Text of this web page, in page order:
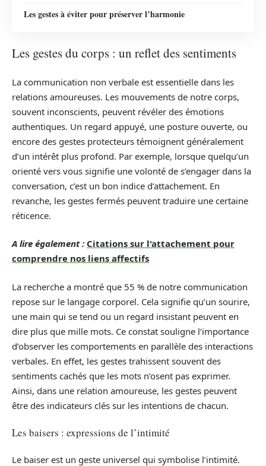
Les gestes à éviter pour préserver l’harmonie
Les gestes du corps : un reflet des sentiments
La communication non verbale est essentielle dans les
relations amoureuses. Les mouvements de notre corps,
souvent inconscients, peuvent révéler des émotions
authentiques. Un regard appuyé, une posture ouverte, ou
encore des gestes protecteurs témoignent généralement
d’un intérêt plus profond. Par exemple, lorsque quelqu’un
orienté vers vous signifie une volonté de s’engager dans la
conversation, c’est un bon indice d’attachement. En
revanche, les gestes fermés peuvent traduire une certaine
réticence.
A lire également : Citations sur l'attachement pour
comprendre nos liens affectifs
La recherche a montré que 55 % de notre communication
repose sur le langage corporel. Cela signifie qu’un sourire,
une main qui se tend ou un regard insistant peuvent en
dire plus que mille mots. Ce constat souligne l’importance
d’observer les comportements en parallèle des interactions
verbales. En effet, les gestes trahissent souvent des
sentiments cachés que les mots n’osent pas exprimer.
Ainsi, dans une relation amoureuse, les gestes peuvent
être des indicateurs clés sur les intentions de chacun.
Les baisers : expressions de l’intimité
Le baiser est un geste universel qui symbolise l’intimité.